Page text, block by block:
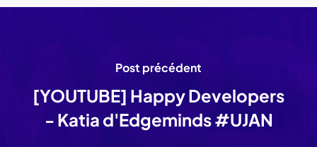
Post précédent
[YOUTUBE] Happy Developers
- Katia d'Edgeminds #UJAN